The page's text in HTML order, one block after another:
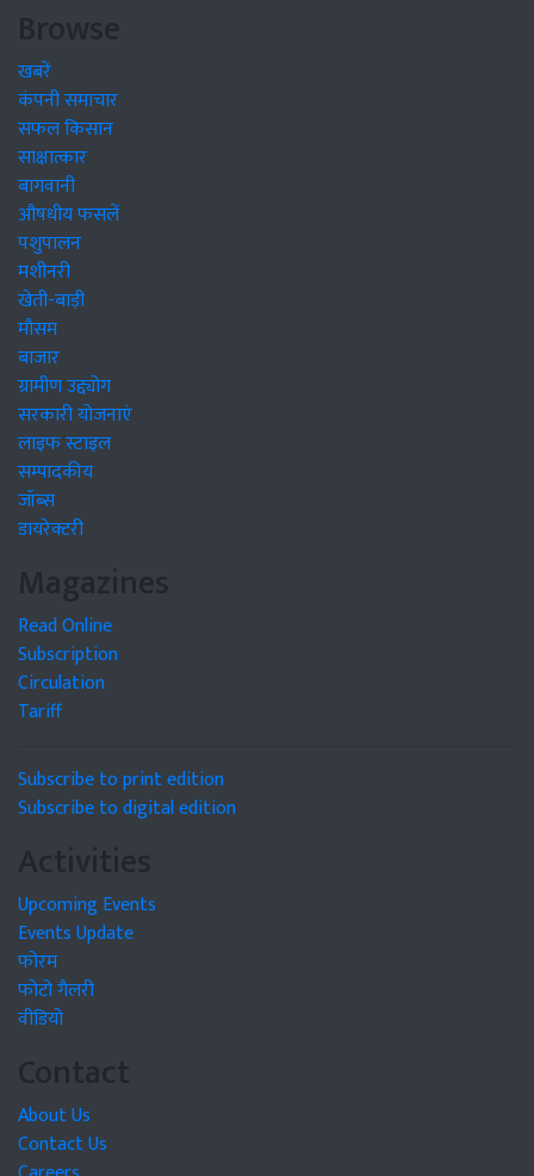
Browse
खबरें
कंपनी समाचार
सफल किसान
साक्षात्कार
बागवानी
औषधीय फसलें
पशुपालन
मशीनरी
खेती-बाड़ी
मौसम
बाजार
ग्रामीण उद्द्योग
सरकारी योजनाएं
लाइफ स्टाइल
सम्पादकीय
जॉब्स
डायरेक्टरी
Magazines
Read Online
Subscription
Circulation
Tariff
Subscribe to print edition
Subscribe to digital edition
Activities
Upcoming Events
Events Update
फोरम
फोटो गैलरी
वीडियो
Contact
About Us
Contact Us